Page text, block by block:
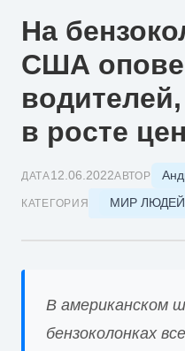
На
США
в росте
ДАТА12.06.2022АВТОР
КАТЕГОРИЯ МИР ЛЮДЕЙ
В американском
бензоколонках